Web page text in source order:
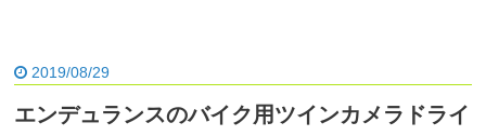
2019/08/29
エンデュランスのバイク用ツインカメラドライ